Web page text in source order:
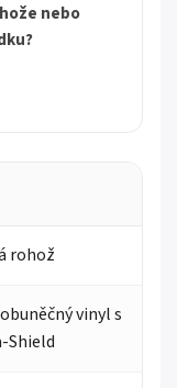
nebo
rohož
vinyl s
Shield